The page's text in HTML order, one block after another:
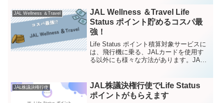
レージバンク会員は、年齢制限...
JAL Wellness ＆Travel
JAL Wellness ＆Travel Life
Status ポイント貯めるコスパ最
強！
Life Status ポイント積算対象サービスに
は、飛行機に乗る、JALカードを使用す
る以外にも様々な方法があります。JAL
込）...
JAL株議決権行使
JAL株議決権行使でLife Status
ポイントがもらえます